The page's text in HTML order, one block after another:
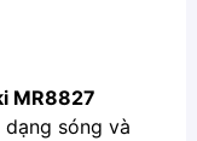
MR8827
sóng và